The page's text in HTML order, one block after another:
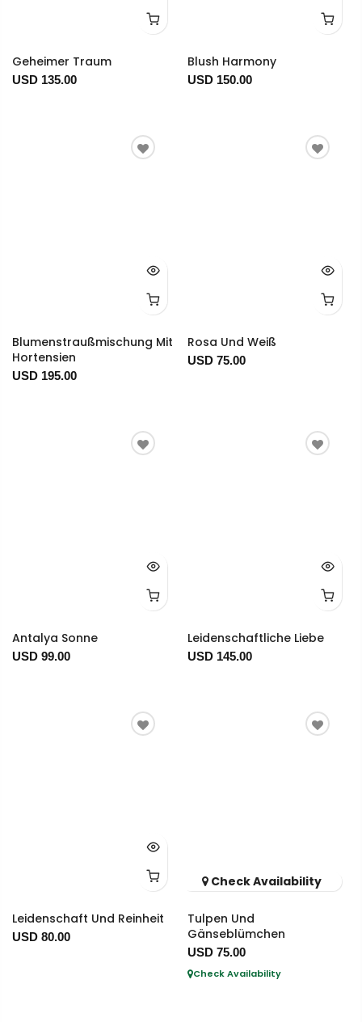
Geheimer Traum
USD 135.00
Blush Harmony
USD 150.00
Blumenstraußmischung Mit
Hortensien
USD 195.00
Rosa Und Weiß
USD 75.00
Antalya Sonne
USD 99.00
Leidenschaftliche Liebe
USD 145.00
Leidenschaft Und Reinheit
USD 80.00
Check Availability
Tulpen Und
Gänseblümchen
USD 75.00
Check Availability